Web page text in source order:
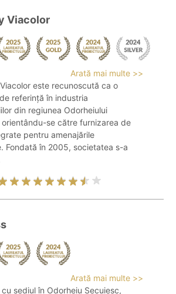
Viacolor
Arată mai multe >>
este recunoscută ca o
referință în industria
din regiunea Odorheiului
orientându-se către furnizarea de
pentru amenajările
Fondată în 2005, societatea s-a
Arată mai multe >>
cu sediul în Odorheiu Secuiesc,